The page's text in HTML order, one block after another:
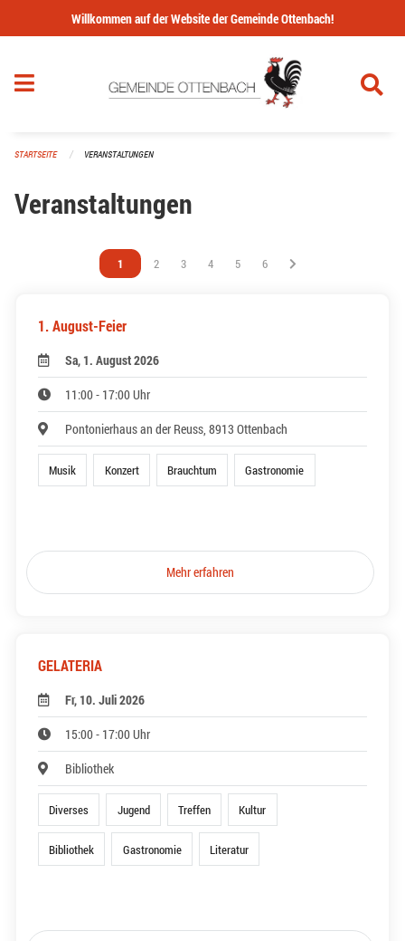
Navigation überspringen
Willkommen auf der Website der Gemeinde Ottenbach!
STARTSEITE VERANSTALTUNGEN
Veranstaltungen
Vous êtes sur la page
1 Vous êtes sur la page
2 Vous êtes sur la page
3 Vous êtes sur la page
4 Vous êtes sur la page
5 Vous êtes sur la page
6
1. August-Feier
Sa, 1. August 2026
11:00 - 17:00 Uhr
Pontonierhaus an der Reuss, 8913 Ottenbach
Musik Konzert Brauchtum Gastronomie
Mehr erfahren
GELATERIA
Fr, 10. Juli 2026
15:00 - 17:00 Uhr
Bibliothek
Diverses Jugend Treffen Kultur
Bibliothek Gastronomie Literatur